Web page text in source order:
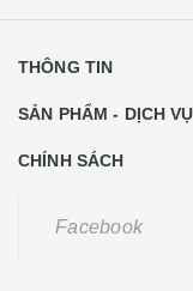
THÔNG TIN
SẢN PHẨM - DỊCH VỤ
CHÍNH SÁCH
Facebook